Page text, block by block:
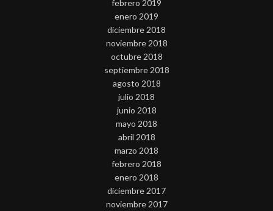
febrero 2019
enero 2019
diciembre 2018
noviembre 2018
octubre 2018
septiembre 2018
agosto 2018
julio 2018
junio 2018
mayo 2018
abril 2018
marzo 2018
febrero 2018
enero 2018
diciembre 2017
noviembre 2017